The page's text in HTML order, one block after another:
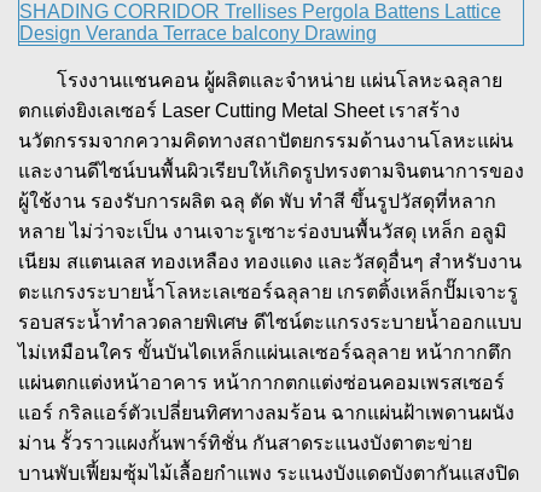
โรงงานแชนคอน ผู้ผลิตและจำหน่าย แผ่นโลหะฉลุลาย
ตกแต่งยิงเลเซอร์ Laser Cutting Metal Sheet เราสร้าง
นวัตกรรมจากความคิดทางสถาปัตยกรรมด้านงานโลหะแผ่น
และงานดีไซน์บนพื้นผิวเรียบให้เกิดรูปทรงตามจินตนาการของ
ผู้ใช้งาน รองรับการผลิต ฉลุ ตัด พับ ทำสี ขึ้นรูปวัสดุที่หลาก
หลาย ไม่ว่าจะเป็น งานเจาะรูเซาะร่องบนพื้นวัสดุ เหล็ก อลูมิ
เนียม สแตนเลส ทองเหลือง ทองแดง และวัสดุอื่นๆ สำหรับงาน
ตะแกรงระบายน้ำโลหะเลเซอร์ฉลุลาย เกรตติ้งเหล็กปั๊มเจาะรู
รอบสระน้ำทำลวดลายพิเศษ ดีไซน์ตะแกรงระบายน้ำออกแบบ
ไม่เหมือนใคร ขั้นบันไดเหล็กแผ่นเลเซอร์ฉลุลาย หน้ากากตึก
แผ่นตกแต่งหน้าอาคาร หน้ากากตกแต่งซ่อนคอมเพรสเซอร์
แอร์ กริลแอร์ตัวเปลี่ยนทิศทางลมร้อน ฉากแผ่นฝ้าเพดานผนัง
ม่าน รั้วราวแผงกั้นพาร์ทิชั่น กันสาดระแนงบังตาตะข่าย
บานพับเฟี้ยมซุ้มไม้เลื้อยกำแพง ระแนงบังแดดบังตากันแสงปิด